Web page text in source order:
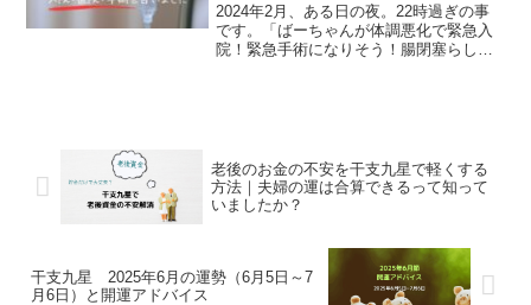
2024年2月、ある日の夜。22時過ぎの事
です。「ばーちゃんが体調悪化で緊急入
院！緊急手術になりそう！腸閉塞らしい
老後のお金の不安を干支九星で軽くする
方法｜夫婦の運は合算できるって知って
いましたか？
干支九星 2025年6月の運勢（6月5日～7
月6日）と開運アドバイス